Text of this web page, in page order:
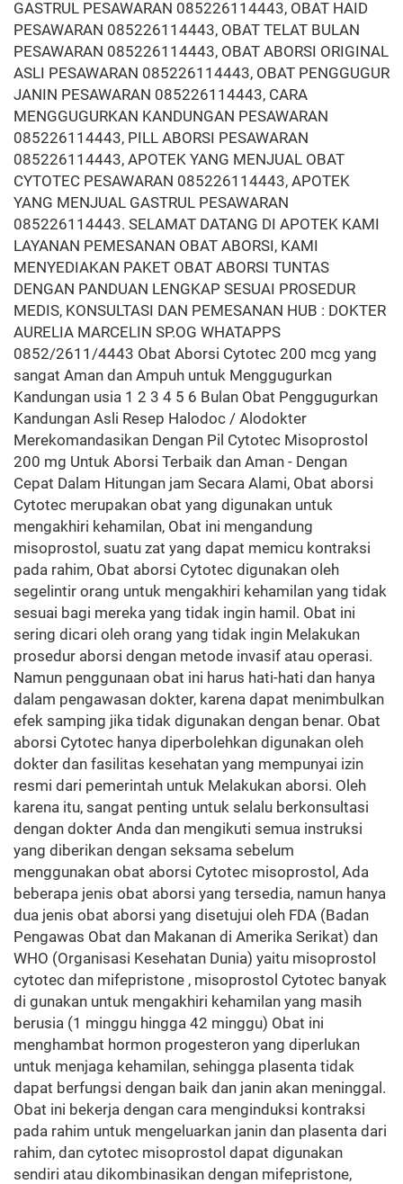
GASTRUL PESAWARAN 085226114443, OBAT HAID
PESAWARAN 085226114443, OBAT TELAT BULAN
PESAWARAN 085226114443, OBAT ABORSI ORIGINAL
ASLI PESAWARAN 085226114443, OBAT PENGGUGUR
JANIN PESAWARAN 085226114443, CARA
MENGGUGURKAN KANDUNGAN PESAWARAN
085226114443, PILL ABORSI PESAWARAN
085226114443, APOTEK YANG MENJUAL OBAT
CYTOTEC PESAWARAN 085226114443, APOTEK
YANG MENJUAL GASTRUL PESAWARAN
085226114443. SELAMAT DATANG DI APOTEK KAMI
LAYANAN PEMESANAN OBAT ABORSI, KAMI
MENYEDIAKAN PAKET OBAT ABORSI TUNTAS
DENGAN PANDUAN LENGKAP SESUAI PROSEDUR
MEDIS, KONSULTASI DAN PEMESANAN HUB : DOKTER
AURELIA MARCELIN SP.OG WHATAPPS
0852/2611/4443 Obat Aborsi Cytotec 200 mcg yang
sangat Aman dan Ampuh untuk Menggugurkan
Kandungan usia 1 2 3 4 5 6 Bulan Obat Penggugurkan
Kandungan Asli Resep Halodoc / Alodokter
Merekomandasikan Dengan Pil Cytotec Misoprostol
200 mg Untuk Aborsi Terbaik dan Aman - Dengan
Cepat Dalam Hitungan jam Secara Alami, Obat aborsi
Cytotec merupakan obat yang digunakan untuk
mengakhiri kehamilan, Obat ini mengandung
misoprostol, suatu zat yang dapat memicu kontraksi
pada rahim, Obat aborsi Cytotec digunakan oleh
segelintir orang untuk mengakhiri kehamilan yang tidak
sesuai bagi mereka yang tidak ingin hamil. Obat ini
sering dicari oleh orang yang tidak ingin Melakukan
prosedur aborsi dengan metode invasif atau operasi.
Namun penggunaan obat ini harus hati-hati dan hanya
dalam pengawasan dokter, karena dapat menimbulkan
efek samping jika tidak digunakan dengan benar. Obat
aborsi Cytotec hanya diperbolehkan digunakan oleh
dokter dan fasilitas kesehatan yang mempunyai izin
resmi dari pemerintah untuk Melakukan aborsi. Oleh
karena itu, sangat penting untuk selalu berkonsultasi
dengan dokter Anda dan mengikuti semua instruksi
yang diberikan dengan seksama sebelum
menggunakan obat aborsi Cytotec misoprostol, Ada
beberapa jenis obat aborsi yang tersedia, namun hanya
dua jenis obat aborsi yang disetujui oleh FDA (Badan
Pengawas Obat dan Makanan di Amerika Serikat) dan
WHO (Organisasi Kesehatan Dunia) yaitu misoprostol
cytotec dan mifepristone , misoprostol Cytotec banyak
di gunakan untuk mengakhiri kehamilan yang masih
berusia (1 minggu hingga 42 minggu) Obat ini
menghambat hormon progesteron yang diperlukan
untuk menjaga kehamilan, sehingga plasenta tidak
dapat berfungsi dengan baik dan janin akan meninggal.
Obat ini bekerja dengan cara menginduksi kontraksi
pada rahim untuk mengeluarkan janin dan plasenta dari
rahim, dan cytotec misoprostol dapat digunakan
sendiri atau dikombinasikan dengan mifepristone,